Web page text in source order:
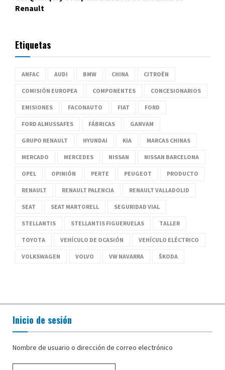
Renault
Etiquetas
ANFAC AUDI BMW CHINA CITROËN
COMISIÓN EUROPEA COMPONENTES CONCESIONARIOS
EMISIONES FACONAUTO FIAT FORD
FORD ALMUSSAFES FÁBRICAS GANVAM
GRUPO RENAULT HYUNDAI KIA MARCAS CHINAS
MERCADO MERCEDES NISSAN NISSAN BARCELONA
OPEL OPINIÓN PERTE PEUGEOT PRODUCTO
RENAULT RENAULT PALENCIA RENAULT VALLADOLID
SEAT SEAT MARTORELL SEGURIDAD VIAL
STELLANTIS STELLANTIS FIGUERUELAS TALLER
TOYOTA VEHÍCULO DE OCASIÓN VEHÍCULO ELÉCTRICO
VOLKSWAGEN VOLVO VW NAVARRA ŠKODA
Inicio de sesión
Nombre de usuario o dirección de correo electrónico